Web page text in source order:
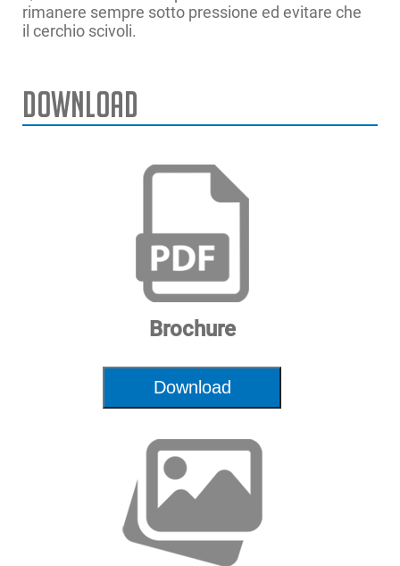
rimanere sempre sotto pressione ed evitare che
il cerchio scivoli.
Diametro massimo del cerchio
Larghezza Massima del Cerchio
Diametro massimo della ruota
Peso massimo della ruota
Alimentazione elettrica
58″x83″x83″ | 148x210x210cm
Download
Brochure
Download